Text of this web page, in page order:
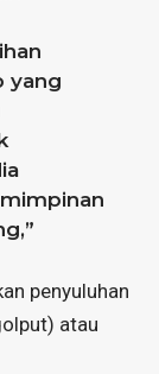
yang
penyuluhan
atau